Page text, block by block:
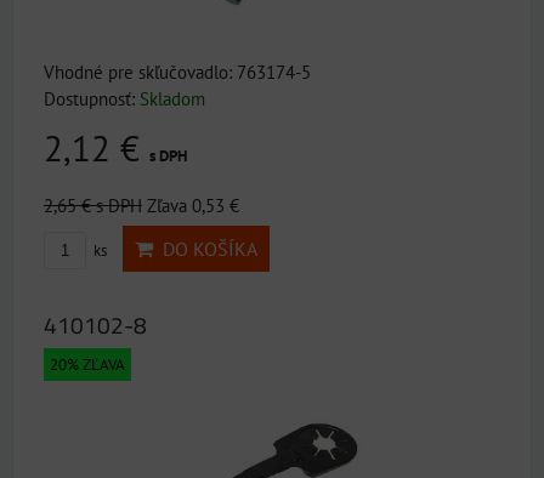
Vhodné pre skľučovadlo: 763174-5
Dostupnosť: Skladom
2,12 € s DPH
2,65 €s DPH Zľava 0,53 €
ks DO KOŠÍKA
410102-8
20% ZĽAVA